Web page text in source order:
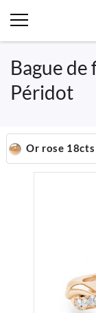
Bague de
Péridot
Or rose 18cts